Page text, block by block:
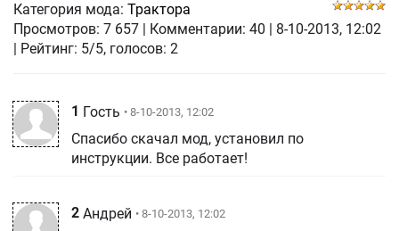
Категория мода: Трактора
Просмотров: 7 657 Комментарии: 40
8-10-2013, 12:02
| Рейтинг: 5/5, голосов: 2
1 Гость • 8-10-2013, 12:02
Спасибо скачал мод, установил по
инструкции. Все работает!
2 Андрей • 8-10-2013, 12:02